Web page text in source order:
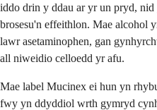
iddo drin y ddau ar yr un pryd,
brosesu'n effeithlon. Mae alcohol
lawr asetaminophen, gan
all niweidio celloedd yr afu.
Mae label Mucinex ei hun yn
fwy yn ddyddiol wrth gymryd